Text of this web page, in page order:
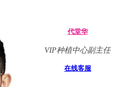
代堂华
VIP种植中心副主任
在线客服